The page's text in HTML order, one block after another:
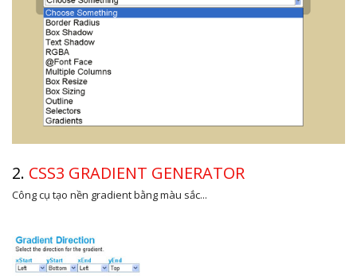
2. CSS3 GRADIENT GENERATOR
Công cụ tạo nền gradient bằng màu sắc...